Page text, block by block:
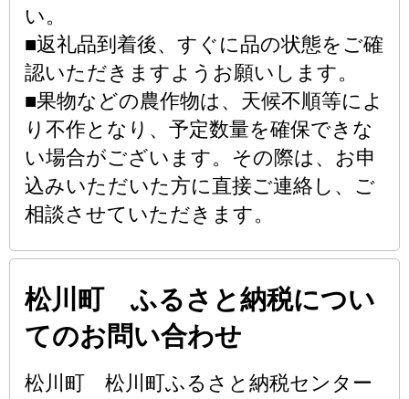
い。
■返礼品到着後、すぐに品の状態をご確
認いただきますようお願いします。
■果物などの農作物は、天候不順等によ
り不作となり、予定数量を確保できな
い場合がございます。その際は、お申
込みいただいた方に直接ご連絡し、ご
相談させていただきます。
松川町 ふるさと納税につい
てのお問い合わせ
松川町 松川町ふるさと納税センター